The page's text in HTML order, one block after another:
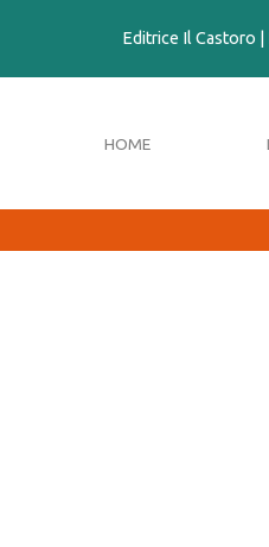
Editrice Il Castoro |
HOME